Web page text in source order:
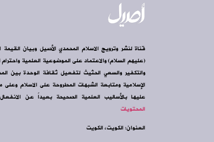
قناة لنشر وترويج الاسلام المحمدي الأصيل وبيان
(عليهم السلام) والاعتماد على الموضوعية العلمية واحترام
والتكفير والسعي الحثيث لتفعيل ثقافة الوحدة بين
الإسلامية ومتابعة الشبهات المطروحة على الاسلام
عليها بالأساليب العلمية الصحيحة بعيداً عن الانفعال
المحتويات
العنوان: الكويت، الكويت